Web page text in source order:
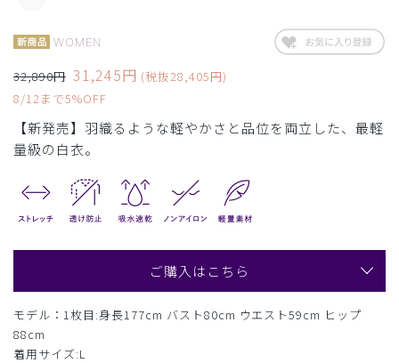
WOMEN
32,890円 31,245円 (税抜28,405円)
8/12まで5%OFF
【新発売】羽織るような軽やかさと品位を両立した、最軽
量級の白衣。
ご購入はこちら
モデル：1枚目:身長177cm バスト80cm ウエスト59cm ヒップ
88cm
着用サイズ:L